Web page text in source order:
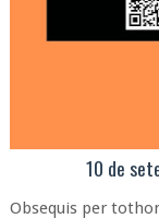
10 de
Obsequis per